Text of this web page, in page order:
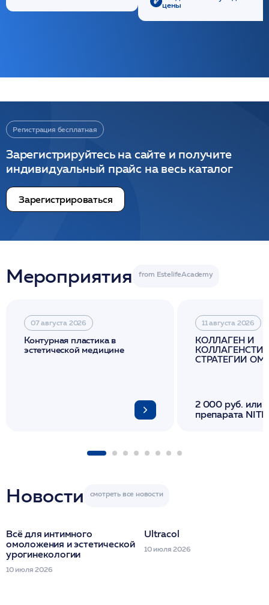
цены
Регистрация бесплатная
Зарегистрируйтесь на сайте и получите
индивидуальный прайс на весь каталог
Зарегистрироваться
Мероприятия
07 августа 2026
Контурная пластика в
эстетической медицине
11 августа 2026
КОЛЛАГЕН И
СТРАТЕГИИ
2 000 руб. или
препарата
Новости
Всё для интимного
омоложения и эстетической
урогинекологии
10 июля 2026
Ultracol
10 июля 2026